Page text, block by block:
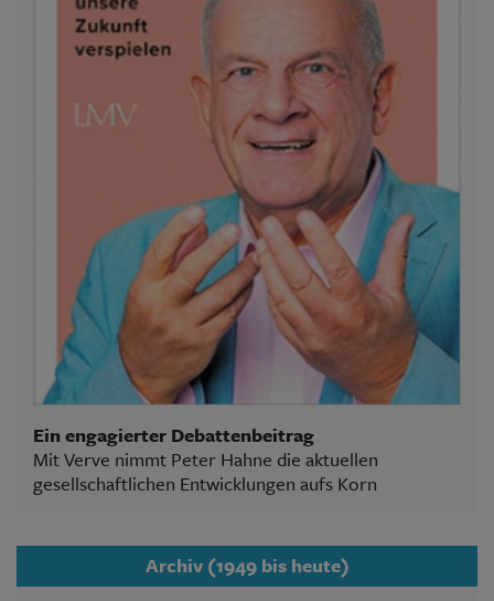
Ein engagierter Debattenbeitrag
Mit Verve nimmt Peter Hahne die aktuellen
gesellschaftlichen Entwicklungen aufs Korn
Archiv (1949 bis heute)